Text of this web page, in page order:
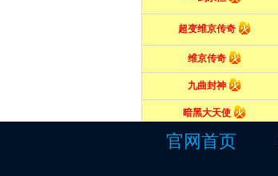
官网首页